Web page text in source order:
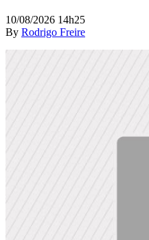
10/08/2026 14h25
By Rodrigo Freire